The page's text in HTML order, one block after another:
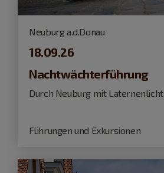
Neuburg a.d.Donau
18.09.26
Nachtwächterführung
Durch Neuburg mit Laternenlicht
Führungen und Exkursionen